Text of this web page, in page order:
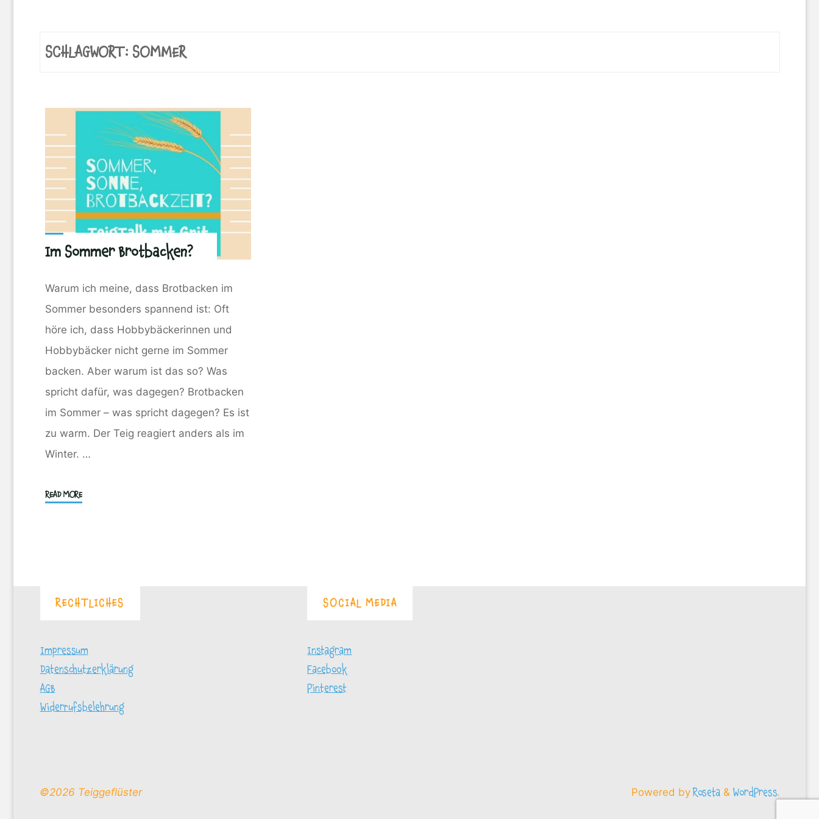
SCHLAGWORT: SOMMER
Im Sommer Brotbacken?
Warum ich meine, dass Brotbacken im
Sommer besonders spannend ist: Oft
höre ich, dass Hobbybäckerinnen und
Hobbybäcker nicht gerne im Sommer
backen. Aber warum ist das so? Was
spricht dafür, was dagegen? Brotbacken
im Sommer – was spricht dagegen? Es ist
zu warm. Der Teig reagiert anders als im
Winter. …
READ MORE"Im
RECHTLICHES
Impressum
Datenschutzerklärung
AGB
Widerrufsbelehrung
SOCIAL MEDIA
Instagram
Facebook
Pinterest
Powered byRoseta & WordPress.
©2026 Teiggeflüster